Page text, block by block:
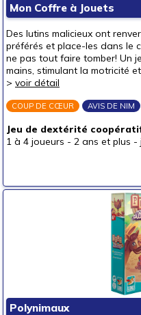
Mon Coffre à Jouets
Des lutins malicieux ont
préférés et place-les dans le
ne pas tout faire tomber! Un
mains, stimulant la motricité
> voir détail
COUP DE CŒUR AVIS DE NIM
Jeu de dextérité
1 à 4 joueurs - 2 ans et plus -
Polynimaux